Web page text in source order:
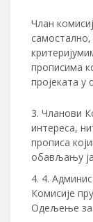
Члан
самостално,
прописима
пројеката у
Чланови
интереса,
прописа
обављању
4.
Комисије
Одељење за